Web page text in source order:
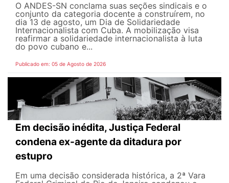
O ANDES-SN conclama suas seções sindicais e o
conjunto da categoria docente a construírem, no
dia 13 de agosto, um Dia de Solidariedade
Internacionalista com Cuba. A mobilização visa
reafirmar a solidariedade internacionalista à luta
do povo cubano e...
Publicado em: 05 de Agosto de 2026
Em decisão inédita, Justiça Federal
condena ex-agente da ditadura por
estupro
Em uma decisão considerada histórica, a 2ª Vara